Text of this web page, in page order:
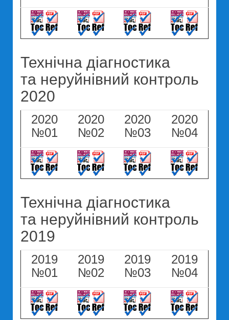
Технічна діагностика
та неруйнівний контроль
2020
2020
№01
2020
№02
2020
№03
2020
№04
Технічна діагностика
та неруйнівний контроль
2019
2019
№01
2019
№02
2019
№03
2019
№04